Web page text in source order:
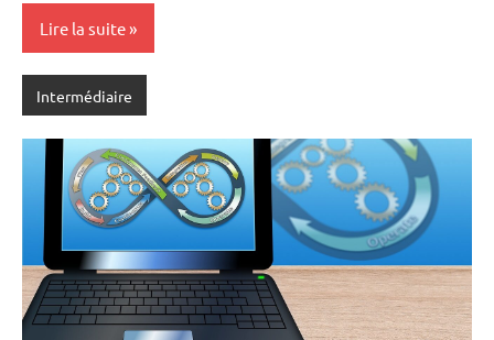
Lire la suite
Intermédiaire